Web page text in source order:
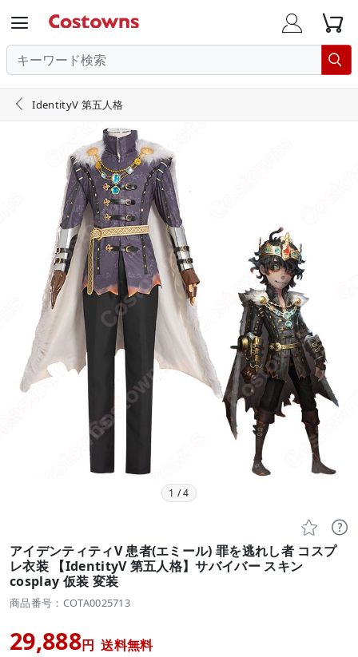
  

 IdentityV 第五人格
1 /4
 
アイデンティティV 患者(エミール) 罪を逃れし者 コスプ
レ衣装 【IdentityV 第五人格】サバイバー スキン
cosplay 仮装 変装
商品番号：COTA0025713
29,888円 送料無料